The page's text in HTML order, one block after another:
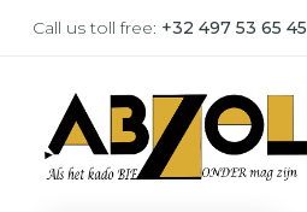
Call us toll free: +32 497 53 65 45